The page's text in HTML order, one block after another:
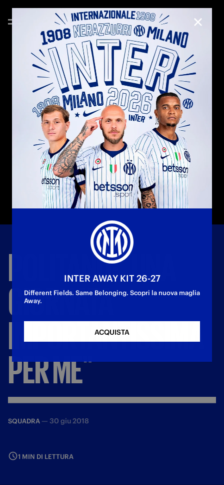
POLITANO:"UNA
GIORNATA
IMPORTANTISSIMA
PERME"
SQUADRA — 30 giu 2018
1 MIN DI LETTURA
INTER AWAY KIT 26-27
Different Fields. Same Belonging. Scopri la nuova maglia
Away.
ACQUISTA